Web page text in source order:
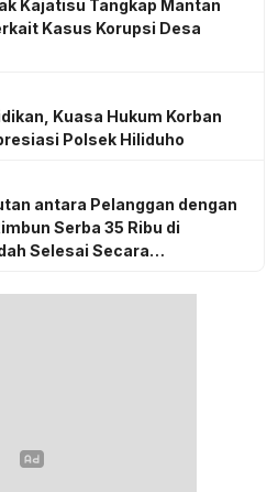
Kajatisu Tangkap Mantan
Kasus Korupsi Desa
Kuasa Hukum Korban
Polsek Hiliduho
antara Pelanggan dengan
Serba 35 Ribu di
Selesai Secara